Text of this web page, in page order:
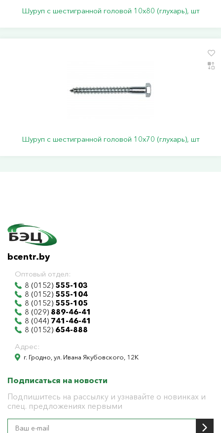
Шуруп с шестигранной головой 10х80 (глухарь), шт
Шуруп с шестигранной головой 10х70 (глухарь), шт
bcentr.by
Оптовый отдел:
8 (0152) 555-103
8 (0152) 555-104
8 (0152) 555-105
8 (029) 889-46-41
8 (044) 741-46-41
8 (0152) 654-888
Адрес:
г. Гродно, ул. Ивана Якубовского, 12К
Подписаться на новости
Подпишитесь на рассылку и узнавайте о новинках и
спец. предложениях первыми